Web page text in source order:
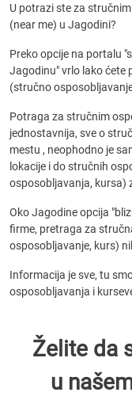
U potrazi ste za
(near me) u Jagodini?
Preko opcije na portalu
Jagodinu" vrlo lako ćete
(stručno
Potraga za stručnim
jednostavnija, sve o
mestu , neophodno je
lokacije i do stručnih
osposobljavanja, kursa)
Oko Jagodine opcija
firme, pretraga za
osposobljavanje, kurs)
Informacija je sve, tu
osposobljavanja i
Želite da
u